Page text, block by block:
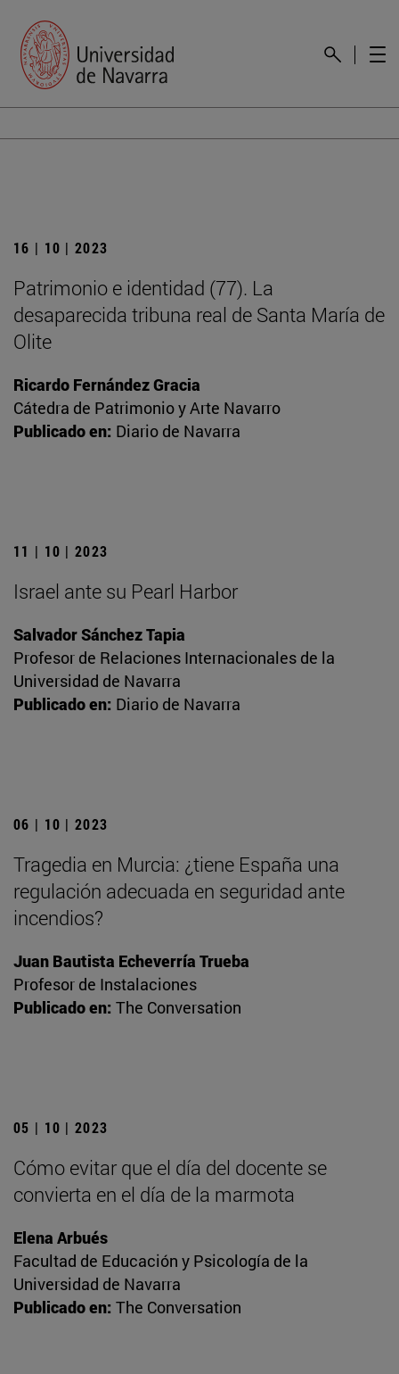
16 | 10 | 2023
Patrimonio e identidad (77). La
desaparecida tribuna real de Santa María de
Olite
Ricardo Fernández Gracia
Cátedra de Patrimonio y Arte Navarro
Publicado en: Diario de Navarra
11 | 10 | 2023
Israel ante su Pearl Harbor
Salvador Sánchez Tapia
Profesor de Relaciones Internacionales de la
Universidad de Navarra
Publicado en: Diario de Navarra
06 | 10 | 2023
Tragedia en Murcia: ¿tiene España una
regulación adecuada en seguridad ante
incendios?
Juan Bautista Echeverría Trueba
Profesor de Instalaciones
Publicado en: The Conversation
05 | 10 | 2023
Cómo evitar que el día del docente se
convierta en el día de la marmota
Elena Arbués
Facultad de Educación y Psicología de la
Universidad de Navarra
Publicado en: The Conversation